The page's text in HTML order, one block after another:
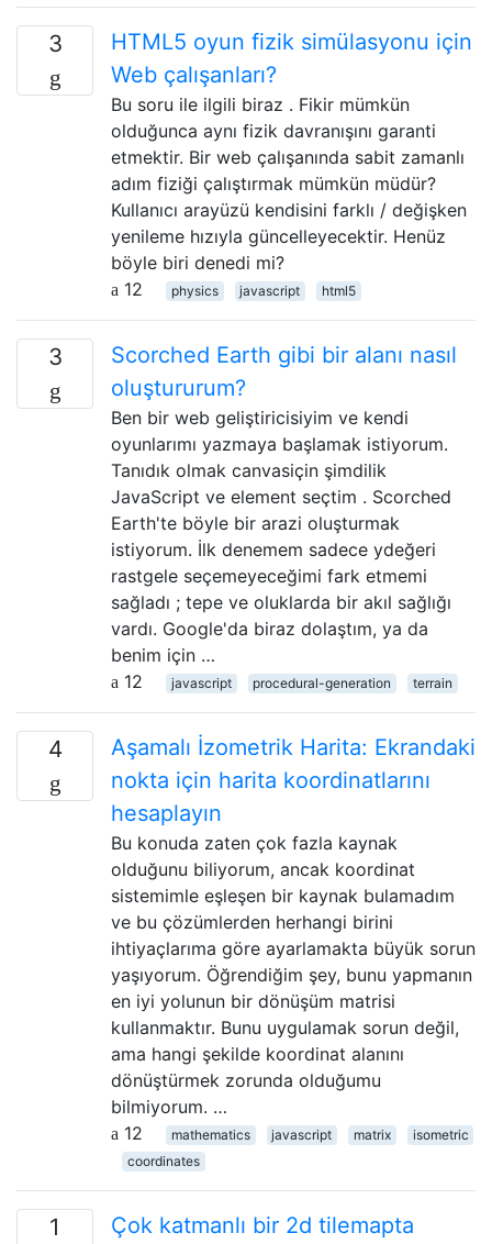
3
HTML5 oyun fizik simülasyonu için
Web çalışanları?
Bu soru ile ilgili biraz . Fikir mümkün
olduğunca aynı fizik davranışını garanti
etmektir. Bir web çalışanında sabit zamanlı
adım fiziği çalıştırmak mümkün müdür?
Kullanıcı arayüzü kendisini farklı / değişken
yenileme hızıyla güncelleyecektir. Henüz
böyle biri denedi mi?
12
physics javascript html5
3
Scorched Earth gibi bir alanı nasıl
oluştururum?
Ben bir web geliştiricisiyim ve kendi
oyunlarımı yazmaya başlamak istiyorum.
Tanıdık olmak canvasiçin şimdilik
JavaScript ve element seçtim . Scorched
Earth'te böyle bir arazi oluşturmak
istiyorum. İlk denemem sadece ydeğeri
rastgele seçemeyeceğimi fark etmemi
sağladı ; tepe ve oluklarda bir akıl sağlığı
vardı. Google'da biraz dolaştım, ya da
benim için …
12
javascript procedural-generation terrain
4
Aşamalı İzometrik Harita: Ekrandaki
nokta için harita koordinatlarını
hesaplayın
Bu konuda zaten çok fazla kaynak
olduğunu biliyorum, ancak koordinat
sistemimle eşleşen bir kaynak bulamadım
ve bu çözümlerden herhangi birini
ihtiyaçlarıma göre ayarlamakta büyük sorun
yaşıyorum. Öğrendiğim şey, bunu yapmanın
en iyi yolunun bir dönüşüm matrisi
kullanmaktır. Bunu uygulamak sorun değil,
ama hangi şekilde koordinat alanını
dönüştürmek zorunda olduğumu
bilmiyorum. …
12
mathematics javascript matrix
isometric
coordinates
1
Çok katmanlı bir 2d tilemapta